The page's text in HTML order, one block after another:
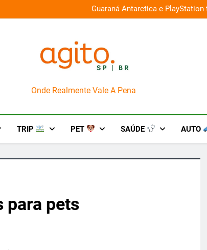
descontos de até 50% Guaraná Antarctica e
AgitoSP
Onde Realmente Vale A Pena
TRIP PET SAÚDE AUTO
para pets